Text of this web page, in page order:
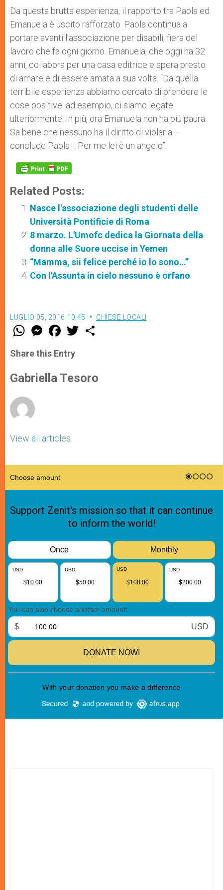
Da questa brutta esperienza, il rapporto tra Paola ed
Emanuela è uscito rafforzato. Paola continua a
portare avanti l’associazione per disabili, fiera del
lavoro che fa ogni giorno. Emanuela, che oggi ha 32
anni, collabora per una casa editrice e spera presto
di amare e di essere amata a sua volta. “Da quella
terribile esperienza abbiamo cercato di prendere le
cose positive: ad esempio, ci siamo legate
ulteriormente. In più, ora Emanuela non ha più paura.
Sa bene che nessuno ha il diritto di violarla –
conclude Paola -. Per me lei è un angelo”.
Related Posts:
Nasce l'associazione degli studenti delle
Università Pontificie di Roma
8 marzo. L'Umofc dedica la Giornata della
donna alle Suore uccise in Yemen
“Mamma, sii felice perché io lo sono…”
Con l'Assunta in cielo nessuno è orfano
LUGLIO 05, 2016 10:45 CHIESE LOCALI
W
t
s
p
p
M
e
s
e
g
e
F
a
e
b
o
k
w
r
Share this Entry
Gabriella Tesoro
View all articles